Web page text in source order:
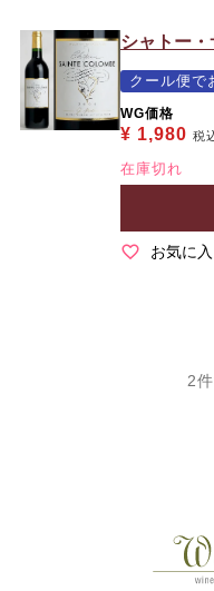
シャトー
クール便で
WG価格
¥ 1,980 税
在庫切れ
お気に
2